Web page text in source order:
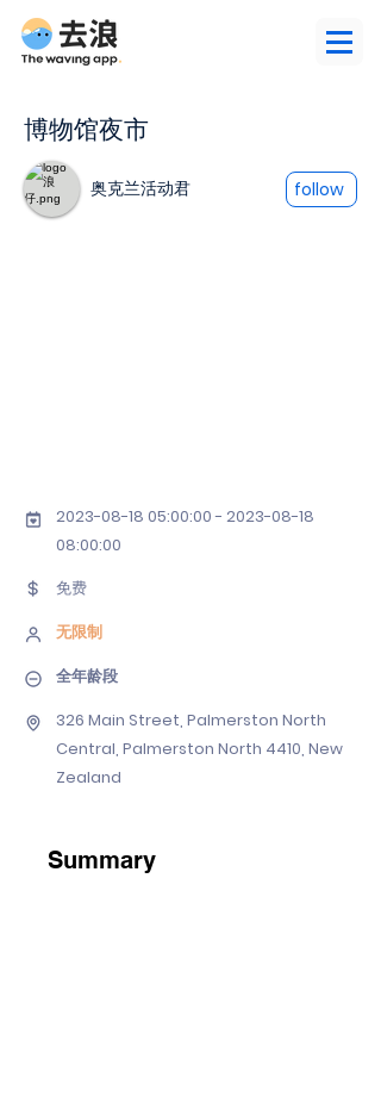
博物馆夜市
奥克兰活动君 follow
2023-08-18 05:00:00 - 2023-08-18
08:00:00
免费
无限制
全年龄段
326 Main Street, Palmerston North
Central, Palmerston North 4410, New
Zealand
Summary